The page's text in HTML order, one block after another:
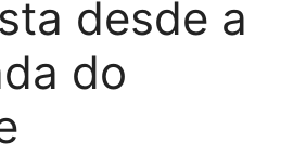
desde a
do